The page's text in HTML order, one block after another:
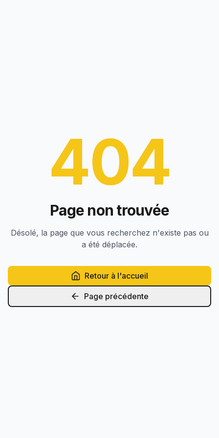
404
Page non trouvée
Désolé, la page que vous recherchez n'existe pas ou
a été déplacée.
Retour à l'accueil
Page précédente